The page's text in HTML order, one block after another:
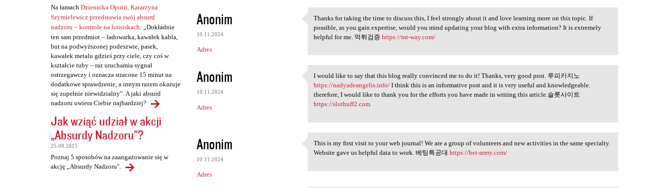
Na łamach Dziennika Opinii, Katarzyna
Szymielewicz przedstawia swój absurd
nadzoru – kontrole na lotniskach: „Dokładnie
ten sam przedmiot – ładowarka, kawałek kabla,
but na podwyższonej podeszwie, pasek,
kawałek metalu gdzieś przy ciele, czy coś w
kształcie tuby – raz uruchamia sygnał
ostrzegawczy i oznacza stracone 15 minut na
dodatkowe sprawdzenie, a innym razem okazuje
się zupełnie niewidzialny”. A jaki absurd
nadzoru uwiera Ciebie najbardziej?
Jak wziąć udział w akcji
„Absurdy Nadzoru"?
25.08.2015
Poznaj 5 sposobów na zaangażowanie się w
akcję „Absurdy Nadzoru".
Anonim
10.11.2024
Adres
Thanks for taking the time to
Thanks for taking the time to discuss this, I feel strongly about it and love learning more on this topic. If
possible, as you gain expertise, would you mind updating your blog with extra information? It is extremely
helpful for me. 먹튀검증https://mt-way.com/
Anonim
10.11.2024
Adres
I would like to say that this
I would like to say that this blog really convinced me to do it! Thanks, very good post. 루피카지노
https://nadyadeangelis.info/ I think this is an informative post and it is very useful and knowledgeable.
therefore, I would like to thank you for the efforts you have made in writing this article.슬롯사이트
https://slotbuff2.com
Anonim
10.11.2024
Adres
This is my first visit to
This is my first visit to your web journal! We are a group of volunteers and new activities in the same specialty.
Website gave us helpful data to work. 베팅특공대https://bet-army.com/